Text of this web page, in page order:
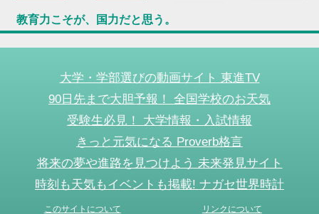
教育力こそが、国力だと思う。
大学・学部選びの動画サイト 東進TV
90日先まで大胆予報！ 全国学校のお天気
受験生必見！ 大学情報・入試情報
きっと元気になる Proverb格言
将来の夢や進路を見つけよう 未来発見サイト
時刻も天気もイベントも掲載! ナガセ世界時計
このサイトについて リンクについて